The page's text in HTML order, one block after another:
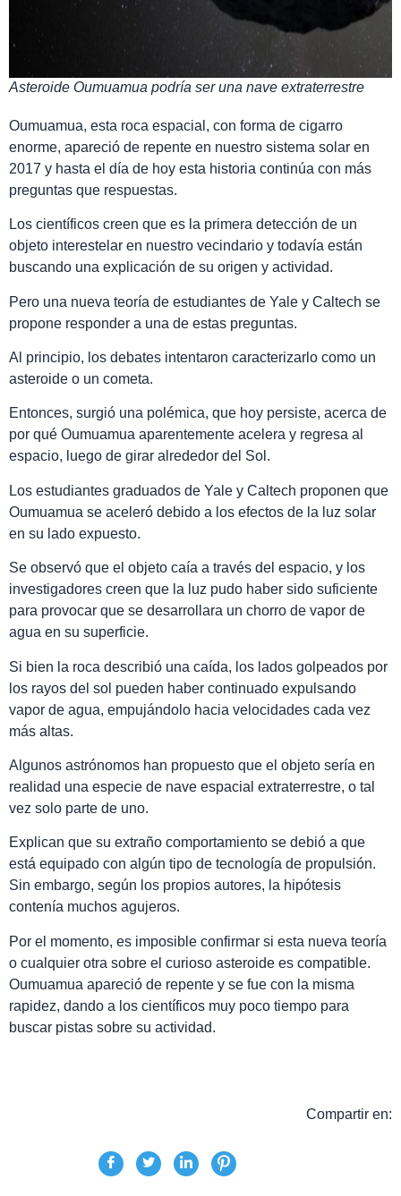
Asteroide Oumuamua podría ser una nave extraterrestre
Oumuamua, esta roca espacial, con forma de cigarro
enorme, apareció de repente en nuestro sistema solar en
2017 y hasta el día de hoy esta historia continúa con más
preguntas que respuestas.
Los científicos creen que es la primera detección de un
objeto interestelar en nuestro vecindario y todavía están
buscando una explicación de su origen y actividad.
Pero una nueva teoría de estudiantes de Yale y Caltech se
propone responder a una de estas preguntas.
Al principio, los debates intentaron caracterizarlo como un
asteroide o un cometa.
Entonces, surgió una polémica, que hoy persiste, acerca de
por qué Oumuamua aparentemente acelera y regresa al
espacio, luego de girar alrededor del Sol.
Los estudiantes graduados de Yale y Caltech proponen que
Oumuamua se aceleró debido a los efectos de la luz solar
en su lado expuesto.
Se observó que el objeto caía a través del espacio, y los
investigadores creen que la luz pudo haber sido suficiente
para provocar que se desarrollara un chorro de vapor de
agua en su superficie.
Si bien la roca describió una caída, los lados golpeados por
los rayos del sol pueden haber continuado expulsando
vapor de agua, empujándolo hacia velocidades cada vez
más altas.
Algunos astrónomos han propuesto que el objeto sería en
realidad una especie de nave espacial extraterrestre, o tal
vez solo parte de uno.
Explican que su extraño comportamiento se debió a que
está equipado con algún tipo de tecnología de propulsión.
Sin embargo, según los propios autores, la hipótesis
contenía muchos agujeros.
Por el momento, es imposible confirmar si esta nueva teoría
o cualquier otra sobre el curioso asteroide es compatible.
Oumuamua apareció de repente y se fue con la misma
rapidez, dando a los científicos muy poco tiempo para
buscar pistas sobre su actividad.
Compartir en: